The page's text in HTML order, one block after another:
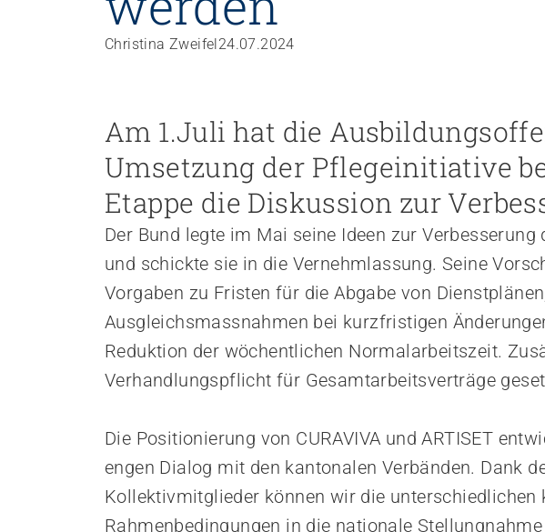
Personal rekrutieren und führen
Finanzierung regeln
Angebote bewerben
Angebote entwickeln
Nachhaltigkeit fördern
Einkauf organisieren
Berufliche Inklusion fördern
Mit Angehörigen arbeiten
Lebensende gestalten
Übergänge gestalten
Gesundheitsfragen angehen
Integrität schützen
Bei Demenz begleiten
Psychische Gesundheit fördern
Christina Zweifel24.07.2024
Am 1.Juli hat die
Umsetzung der Pflegeinitiative
Etappe die Diskussion zur
Der Bund legte im Mai seine Ideen zur
und schickte sie in die Vernehmlassung. Seine
Vorgaben zu Fristen für die Abgabe von
Ausgleichsmassnahmen bei kurzfristigen
Reduktion der wöchentlichen Normalarbeitszeit.
Verhandlungspflicht für Gesamtarbeitsverträge
Die Positionierung von CURAVIVA und ARTISET
engen Dialog mit den kantonalen Verbänden. Dank
Kollektivmitglieder können wir die unterschiedlichen
Rahmenbedingungen in die nationale